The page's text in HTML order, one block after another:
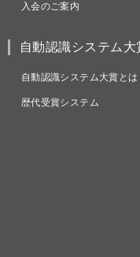
入会のご案内
自動認識システム大
自動認識システム大賞とは
歴代受賞システム